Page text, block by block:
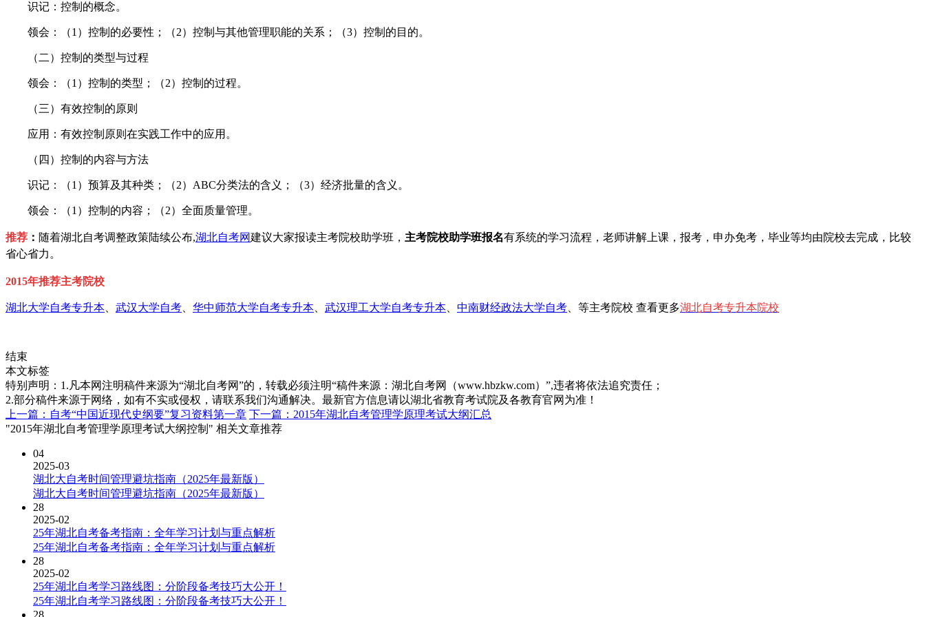
识记：控制的概念。
领会：（1）控制的必要性；（2）控制与其他管理职能的关系；（3）控制的目的。
（二）控制的类型与过程
领会：（1）控制的类型；（2）控制的过程。
（三）有效控制的原则
应用：有效控制原则在实践工作中的应用。
（四）控制的内容与方法
识记：（1）预算及其种类；（2）ABC分类法的含义；（3）经济批量的含义。
领会：（1）控制的内容；（2）全面质量管理。
推荐 ： 随着湖北自考调整政策陆续公布,湖北自考网建议大家报读主考院校助学班， 主考院校助学班报名有系统的学习流程，老师讲解上课，报考，申办免考，毕业等均由院校去完成，比较
省心省力。
2015年推荐主考院校
湖北大学自考专升本 武汉大学自考 华中师范大学自考专升本 武汉理工大学自考专升本 中南财经政法大学自考 、等主考院校 查看更多湖北自考专升本院校
结束
本文标签
特别声明：1.凡本网注明稿件来源为“湖北自考网”的，转载必须注明“稿件来源：湖北自考网（www.hbzkw.com）”,违者将依法追究责任；
2.部分稿件来源于网络，如有不实或侵权，请联系我们沟通解决。最新官方信息请以湖北省教育考试院及各教育官网为准！
上一篇：自考“中国近现代史纲要”复习资料第一章 下一篇：2015年湖北自考管理学原理考试大纲汇总
"2015年湖北自考管理学原理考试大纲控制" 相关文章推荐
04
2025-03
湖北大自考时间管理避坑指南（2025年最新版）
湖北大自考时间管理避坑指南（2025年最新版）
28
2025-02
25年湖北自考备考指南：全年学习计划与重点解析
25年湖北自考备考指南：全年学习计划与重点解析
28
2025-02
25年湖北自考学习路线图：分阶段备考技巧大公开！
25年湖北自考学习路线图：分阶段备考技巧大公开！